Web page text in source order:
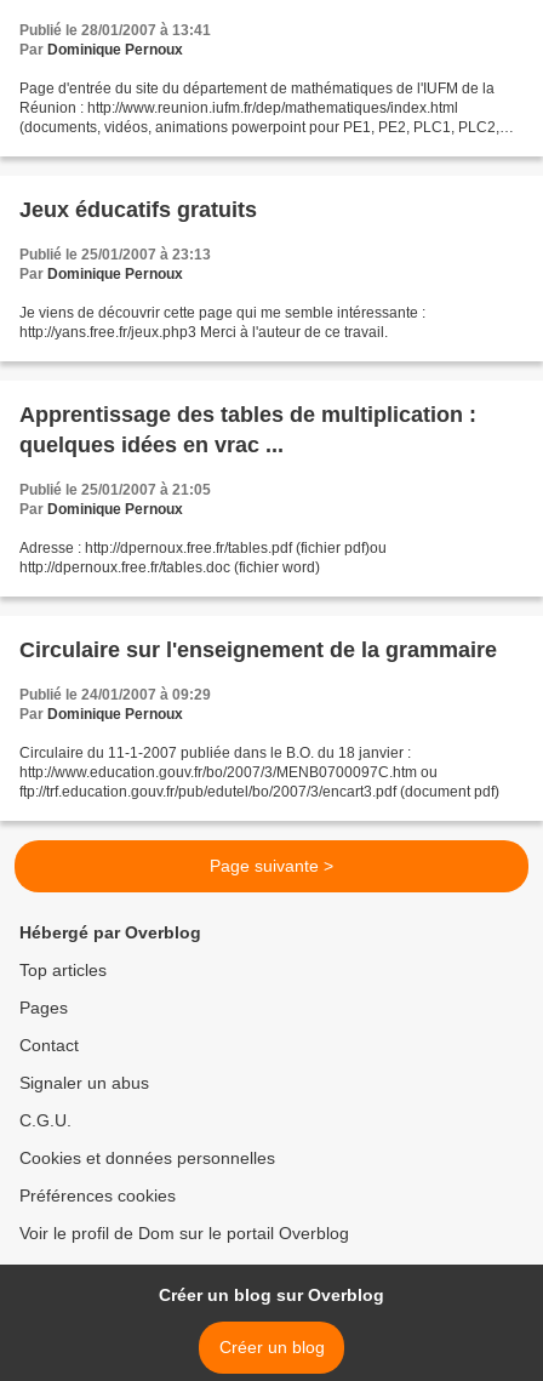
Publié le 28/01/2007 à 13:41
Par Dominique Pernoux
Page d'entrée du site du département de mathématiques de l'IUFM de la
Réunion : http://www.reunion.iufm.fr/dep/mathematiques/index.html
(documents, vidéos, animations powerpoint pour PE1, PE2, PLC1, PLC2,
Jeux éducatifs gratuits
Publié le 25/01/2007 à 23:13
Par Dominique Pernoux
Je viens de découvrir cette page qui me semble intéressante :
http://yans.free.fr/jeux.php3 Merci à l'auteur de ce travail.
Apprentissage des tables de multiplication :
quelques idées en vrac ...
Publié le 25/01/2007 à 21:05
Par Dominique Pernoux
Adresse : http://dpernoux.free.fr/tables.pdf (fichier pdf)ou
http://dpernoux.free.fr/tables.doc (fichier word)
Circulaire sur l'enseignement de la grammaire
Publié le 24/01/2007 à 09:29
Par Dominique Pernoux
Circulaire du 11-1-2007 publiée dans le B.O. du 18 janvier :
http://www.education.gouv.fr/bo/2007/3/MENB0700097C.htm ou
ftp://trf.education.gouv.fr/pub/edutel/bo/2007/3/encart3.pdf (document pdf)
Page suivante >
Hébergé par Overblog
Top articles
Pages
Contact
Signaler un abus
C.G.U.
Cookies et données personnelles
Préférences cookies
Voir le profil de Dom sur le portail Overblog
Créer un blog sur Overblog
Créer un blog